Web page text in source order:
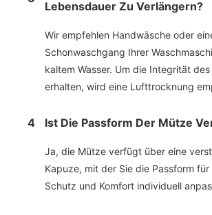
Lebensdauer Zu Verlängern?
Wir empfehlen Handwäsche oder
Schonwaschgang Ihrer
kaltem Wasser. Um die Integrität
erhalten, wird eine Lufttrocknung
4 Ist Die Passform Der Mütze
Ja, die Mütze verfügt über eine
Kapuze, mit der Sie die Passform für
Schutz und Komfort individuell